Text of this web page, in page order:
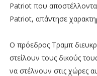
Patriot που
Patriot, απάντησε
Ο πρόεδρος Τραμπ
στείλουν τους δικούς
να στέλνουν στις χώρες